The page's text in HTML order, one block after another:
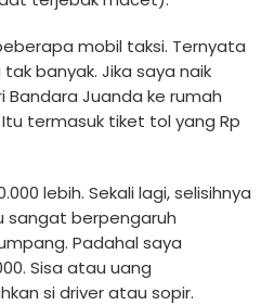
mobil taksi. Ternyata
banyak. Jika saya naik
Juanda ke rumah
Itu termasuk tiket tol yang Rp
lebih. Sekali lagi, selisihnya
sangat berpengaruh
Padahal saya
Sisa atau uang
si driver atau sopir.